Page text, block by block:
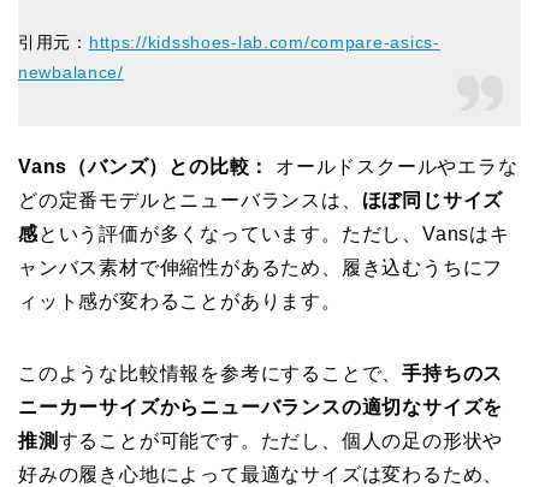
引用元： https://kidsshoes-lab.com/compare-asics-
newbalance/
Vans（バンズ）との比較：
オールドスクールやエラな
どの定番モデルとニューバランスは、 ほぼ同じサイズ
感という評価が多くなっています。ただし、Vansはキ
ャンバス素材で伸縮性があるため、履き込むうちにフ
ィット感が変わることがあります。
このような比較情報を参考にすることで、手持ちのス
ニーカーサイズからニューバランスの適切なサイズを
推測 することが可能です。ただし、個人の足の形状や
好みの履き心地によって最適なサイズは変わるため、